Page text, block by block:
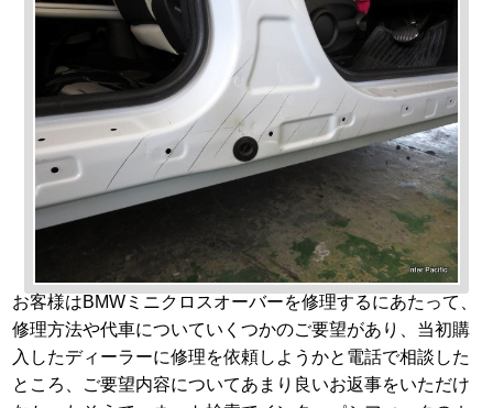
お客様はBMWミニクロスオーバーを修理するにあたって、
修理方法や代車についていくつかのご要望があり、当初購
入したディーラーに修理を依頼しようかと電話で相談した
ところ、ご要望内容についてあまり良いお返事をいただけ